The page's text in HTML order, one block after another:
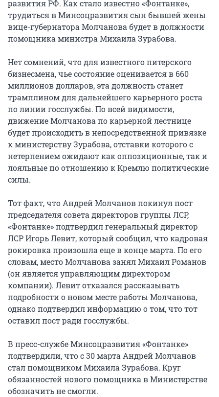
развития РФ. Как стало известно «Фонтанке»,
трудиться в Минсоцразвития сын бывшей жены
вице-губернатора Молчанова будет в должности
помощника министра Михаила Зурабова.
Нет сомнений, что для известного питерского
бизнесмена, чье состояние оценивается в 660
миллионов долларов, эта должность станет
трамплином для дальнейшего карьерного роста
по линии госслужбы. По всей видимости,
движение Молчанова по карьерной лестнице
будет происходить в непосредственной привязке
к министерству Зурабова, отставки которого с
нетерпением ожидают как оппозиционные, так и
лояльные по отношению к Кремлю политические
силы.
Тот факт, что Андрей Молчанов покинул пост
председателя совета директоров группы ЛСР,
«Фонтанке» подтвердил генеральный директор
ЛСР Игорь Левит, который сообщил, что кадровая
рокировка произошла еще в конце марта. По его
словам, место Молчанова занял Михаил Романов
(он является управляющим директором
компании). Левит отказался рассказывать
подробности о новом месте работы Молчанова,
однако подтвердил информацию о том, что тот
оставил пост ради госслужбы.
В пресс-службе Минсоцразвития «Фонтанке»
подтвердили, что с 30 марта Андрей Молчанов
стал помощником Михаила Зурабова. Круг
обязанностей нового помощника в Министерстве
обозначить не смогли.